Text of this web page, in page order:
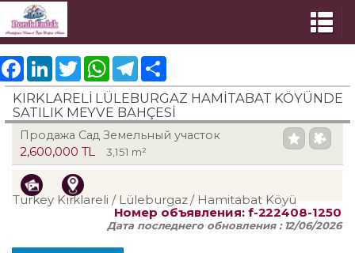
FacebookLinkedInTwitter WhatsAppTelegram
KIRKLARELİ LÜLEBURGAZ HAMİTABAT KÖYÜNDE
SATILIK MEYVE BAHÇESİ
Продажа Сад Земельный участок
2,600,000 TL 3,151 m²
Turkey Kırklareli / Lüleburgaz/ Hamitabat Köyü
Номер объявления: f-222408-1250
Дата последнего обновления : 12/06/2026